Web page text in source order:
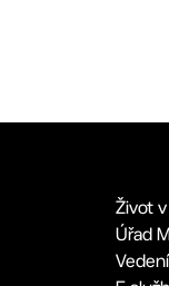
Život v
Úřad